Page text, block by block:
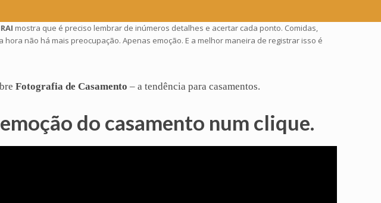
mostra que é preciso lembrar de inúmeros detalhes e acertar cada ponto. Comidas,
não há mais preocupação. Apenas emoção. E a melhor maneira de registrar isso é
Fotografia de Casamento – a tendência para casamentos.
do casamento num clique.